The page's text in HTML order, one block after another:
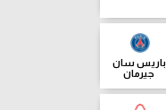
باريس سان
جيرمان